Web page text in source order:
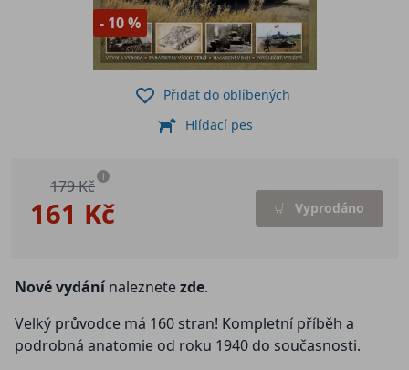
- 10 %
161 Kč
179 Kč i
Vyprodáno
Přidat do oblíbených
Hlídací pes
Nové vydánínaleznetezde.
Velký průvodce má 160 stran! Kompletní příběh a
podrobná anatomie od roku 1940 do současnosti.